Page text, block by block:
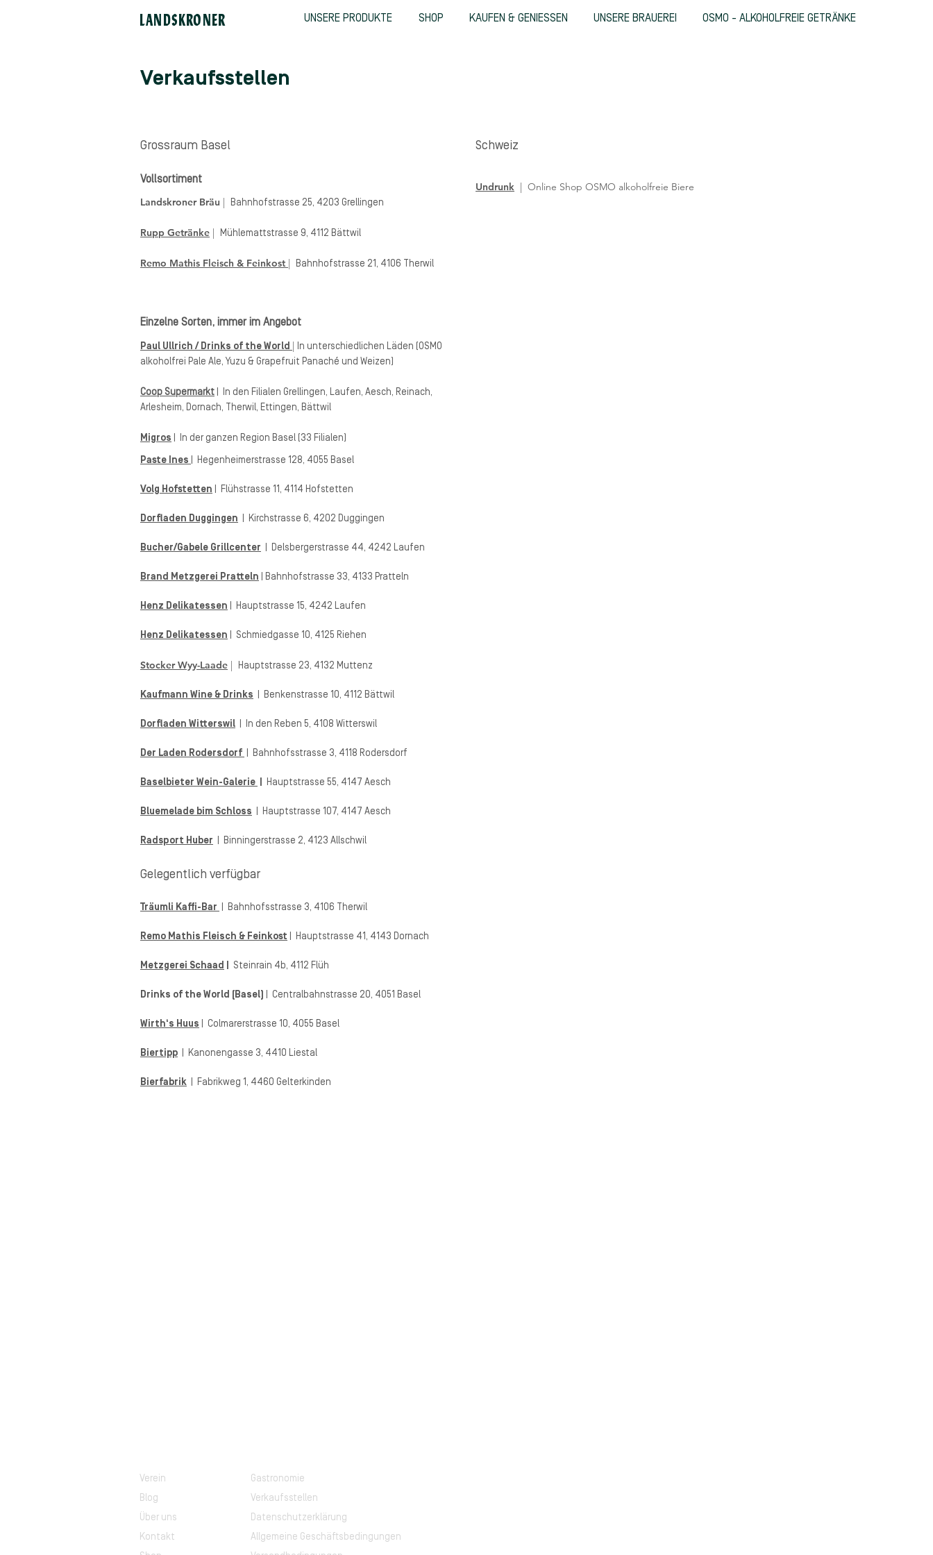
LANDSKRONER UNSERE PRODUKTE SHOP KAUFEN & GENIESSEN UNSERE BRAUEREI OSMO - ALKOHOLFREIE GETRÄNKE
Verkaufsstellen
Grossraum Basel
Vollsortiment
Landskroner Bräu | Bahnhofstrasse 25, 4203 Grellingen
Rupp Getränke | Mühlemattstrasse 9, 4112 Bättwil
Remo Mathis Fleisch & Feinkost | Bahnhofstrasse 21, 4106 Therwil
Einzelne Sorten, immer im Angebot
Paul Ullrich / Drinks of the World |
In unterschiedlichen Läden (OSMO
alkoholfrei Pale Ale, Yuzu & Grapefruit Panaché und Weizen)
Coop Supermarkt | In den Filialen Grellingen, Laufen, Aesch, Reinach,
Arlesheim, Dornach, Therwil, Ettingen, Bättwil
Migros | In der ganzen Region Basel (33 Filialen)
Paste Ines | Hegenheimerstrasse 128, 4055 Basel
Volg Hofstetten Flühstrasse 11, 4114 Hofstetten
Dorfladen Duggingen | Kirchstrasse 6, 4202 Duggingen
Bucher/Gabele Grillcenter | Delsbergerstrasse 44, 4242 Laufen
Brand Metzgerei Pratteln | Bahnhofstrasse 33, 4133 Pratteln
Henz Delikatessen | Hauptstrasse 15, 4242 Laufen
Henz Delikatessen | Schmiedgasse 10, 4125 Riehen
Stocker Wyy-Laade | Hauptstrasse 23, 4132 Muttenz
Kaufmann Wine & Drinks | Benkenstrasse 10, 4112 Bättwil
Dorfladen Witterswil | In den Reben 5, 4108 Witterswil
Der Laden Rodersdorf | Bahnhofsstrasse 3, 4118 Rodersdorf
Baselbieter Wein-Galerie Hauptstrasse 55, 4147 Aesch
Bluemelade bim Schloss Hauptstrasse 107, 4147 Aesch
Radsport Huber | Binningerstrasse 2, 4123 Allschwil
Gelegentlich verfügbar
Träumli Kaffi-Bar | Bahnhofsstrasse 3, 4106 Therwil
Remo Mathis Fleisch & Feinkost | Hauptstrasse 41, 4143 Dornach
Metzgerei Schaad Steinrain 4b, 4112 Flüh
Drinks of the World (Basel) | Centralbahnstrasse 20, 4051 Basel
Wirth‘s Huus | Colmarerstrasse 10, 4055 Basel
Biertipp | Kanonengasse 3, 4410 Liestal
Bierfabrik | Fabrikweg 1, 4460 Gelterkinden
Schweiz
Undrunk | Online Shop OSMO alkoholfreie Biere
Verein
Blog
Über uns
Kontakt
Gastronomie
Verkaufsstellen
Datenschutzerklärung
Allgemeine Geschäftsbedingungen